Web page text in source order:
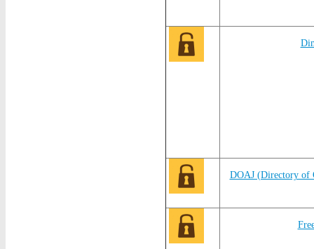
DOAJ (Directory of